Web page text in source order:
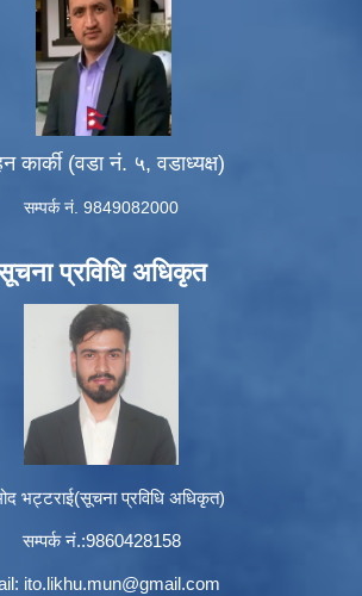
कार्की (वडा नं. ५, वडाध्यक्ष)
सम्पर्क नं. 9849082000
प्रविधि अधिकृत
भट्टराई(सूचना प्रविधि अधिकृत)
सम्पर्क नं.:9860428158
ito.likhu.mun@gmail.com